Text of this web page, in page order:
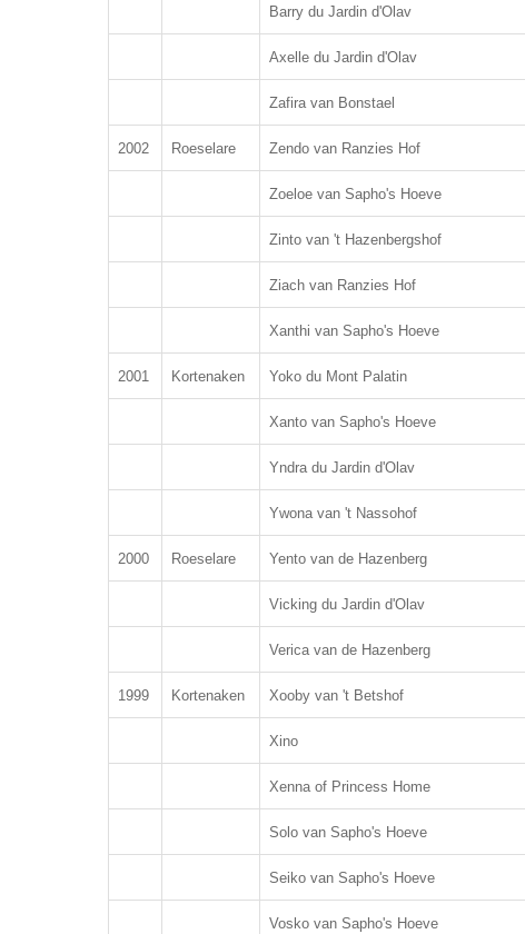
Barry du Jardin d'Olav
Axelle du Jardin d'Olav
Zafira van Bonstael
2002 Roeselare Zendo van Ranzies Hof
Zoeloe van Sapho's Hoeve
Zinto van 't Hazenbergshof
Ziach van Ranzies Hof
Xanthi van Sapho's Hoeve
2001 Kortenaken Yoko du Mont Palatin
Xanto van Sapho's Hoeve
Yndra du Jardin d'Olav
Ywona van 't Nassohof
2000 Roeselare Yento van de Hazenberg
Vicking du Jardin d'Olav
Verica van de Hazenberg
1999 Kortenaken Xooby van 't Betshof
Xino
Xenna of Princess Home
Solo van Sapho's Hoeve
Seiko van Sapho's Hoeve
Vosko van Sapho's Hoeve